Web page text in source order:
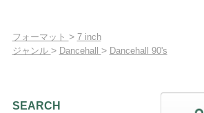
フォーマット > 7 inch
ジャンル > Dancehall > Dancehall 90's
SEARCH